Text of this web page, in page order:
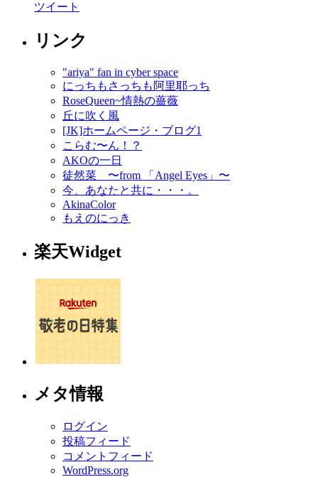
ツイート
リンク
"ariya" fan in cyber space
にっちもさっちも阿里耶っち
RoseQueen~情熱の薔薇
丘に吹く風
[JK]ホームページ・ブログ1
こらむ〜ん！？
AKOの一日
徒然菜 〜from 「Angel Eyes」〜
今、あなたと共に・・・。
AkinaColor
もえのにっき
楽天Widget
メタ情報
ログイン
投稿フィード
コメントフィード
WordPress.org